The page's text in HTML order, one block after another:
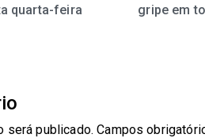
quarta-feira
gripe em
será publicado. Campos